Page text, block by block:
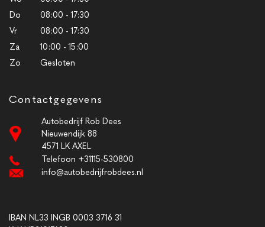
Do
08:00 - 17:30
Vr
08:00 - 17:30
Za
10:00 - 15:00
Zo
Gesloten
Contactgegevens
Autobedrijf Rob Dees
Nieuwendijk 88
4571 LK AXEL
Telefoon +31115-530800
info@autobedrijfrobdees.nl
IBAN NL33 INGB 0003 3716 31